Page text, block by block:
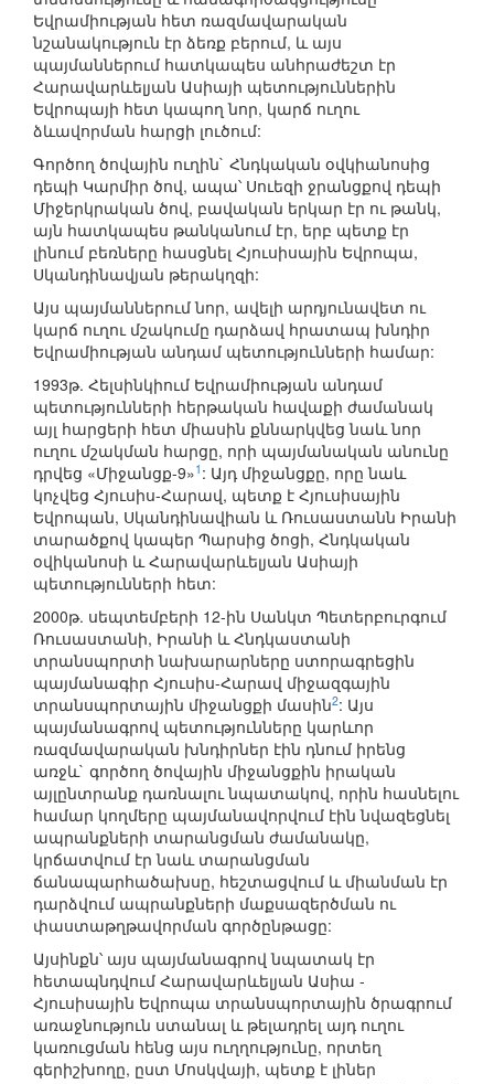
Եվրամիության հետ ռազմավարական
նշանակություն էր ձեռք բերում, և այս
պայմաններում հատկապես անհրաժեշտ էր
Հարավարևելյան Ասիայի պետություններին
Եվրոպայի հետ կապող նոր, կարճ ուղու
ձևավորման հարցի լուծում:
Գործող ծովային ուղին` Հնդկական օվկիանոսից
դեպի Կարմիր ծով, ապա՝ Սուեզի ջրանցքով դեպի
Միջերկրական ծով, բավական երկար էր ու թանկ,
այն հատկապես թանկանում էր, երբ պետք էր
լինում բեռները հասցնել Հյուսիսային Եվրոպա,
Սկանդինավյան թերակղզի:
Այս պայմաններում նոր, ավելի արդյունավետ ու
կարճ ուղու մշակումը դարձավ հրատապ խնդիր
Եվրամիության անդամ պետությունների համար:
1993թ. Հելսինկիում Եվրամիության անդամ
պետությունների հերթական հավաքի ժամանակ
այլ հարցերի հետ միասին քննարկվեց նաև նոր
ուղու մշակման հարցը, որի պայմանական անունը
դրվեց «Միջանցք-9»1 : Այդ միջանցքը, որը նաև
կոչվեց Հյուսիս-Հարավ, պետք է Հյուսիսային
Եվրոպան, Սկանդինավիան և Ռուսաստանն Իրանի
տարածքով կապեր Պարսից ծոցի, Հնդկական
օվիկանոսի և Հարավարևելյան Ասիայի
պետությունների հետ:
2000թ. սեպտեմբերի 12-ին Սանկտ Պետերբուրգում
Ռուսաստանի, Իրանի և Հնդկաստանի
տրանսպորտի նախարարները ստորագրեցին
պայմանագիր Հյուսիս-Հարավ միջազգային
տրանսպորտային միջանցքի մասին2: Այս
պայմանագրով պետությունները կարևոր
ռազմավարական խնդիրներ էին դնում իրենց
առջև` գործող ծովային միջանցքին իրական
այլընտրանք դառնալու նպատակով, որին հասնելու
համար կողմերը պայմանավորվում էին նվազեցնել
ապրանքների տարանցման ժամանակը,
կրճատվում էր նաև տարանցման
ճանապարհածախսը, հեշտացվում և միանման էր
դարձվում ապրանքների մաքսազերծման ու
փաստաթղթավորման գործընթացը:
Այսինքն՝ այս պայմանագրով նպատակ էր
հետապնդվում Հարավարևելյան Ասիա -
Հյուսիսային Եվրոպա տրանսպորտային ծրագրում
առաջնություն ստանալ և թելադրել այդ ուղու
կառուցման հենց այս ուղղությունը, որտեղ
գերիշխողը, ըստ Մոսկվայի, պետք է լիներ